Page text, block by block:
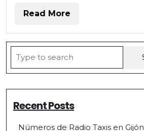
Read More
for:
Recent Posts
Números de Radio Taxis en Gijón